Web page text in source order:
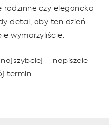
rodzinne czy elegancka
detal, aby ten dzień
wymarzyliście.
– napiszcie
termin.